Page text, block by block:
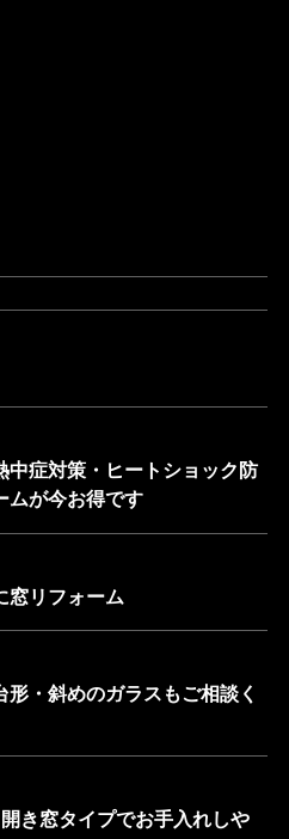
中症対策・ヒートショック防
ムが今お得です
窓リフォーム
・斜めのガラスもご相談く
き窓タイプでお手入れしや